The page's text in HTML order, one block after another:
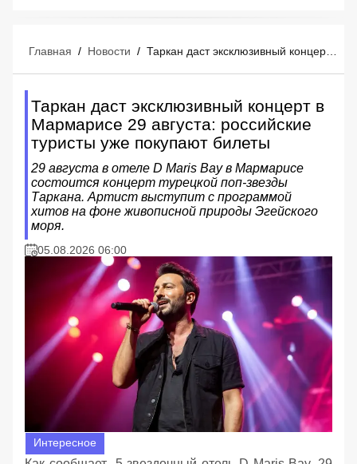
Главная / Новости /
Таркан даст эксклюзивный концерт в
Мармарисе 29 августа: российские
туристы уже покупают билеты
29 августа в отеле D Maris Bay в Мармарисе
состоится концерт турецкой поп-звезды
Таркана. Артист выступит с программой
хитов на фоне живописной природы Эгейского
моря.
05.08.2026 06:00
Интересное